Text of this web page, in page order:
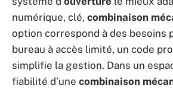
numérique, clé, combinaison
option correspond à des besoins
bureau à accès limité, un code
simplifie la gestion. Dans un
fiabilité d’une combinaison